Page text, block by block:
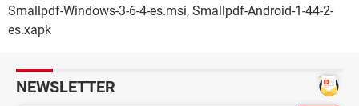
Smallpdf-Windows-3-6-4-es.msi, Smallpdf-Android-1-44-2-
es.xapk
NEWSLETTER